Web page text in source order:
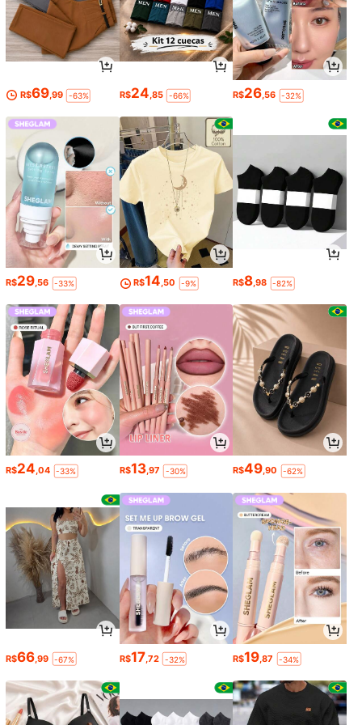
ão de Festa de Ano Novo 2027, Dec
oração de Inverno
R$69,99 -63% R$24,85 -66% R$26,56 -32%
R$29,56 -33% R$14,50 -9% R$8,98 -82%
R$24,04 -33% R$13,97 -30% R$49,90 -62%
R$66 ,99 -67% R$17 ,72 -32% R$19 ,87 -34%